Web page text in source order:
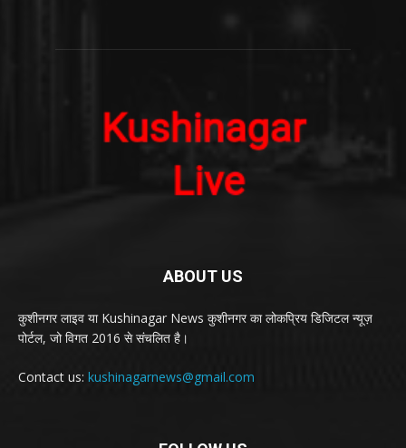
ABOUT US
कुशीनगर लाइव या Kushinagar News कुशीनगर का लोकप्रिय डिजिटल न्यूज़
पोर्टल, जो विगत 2016 से संचलित है।
Contact us: kushinagarnews@gmail.com